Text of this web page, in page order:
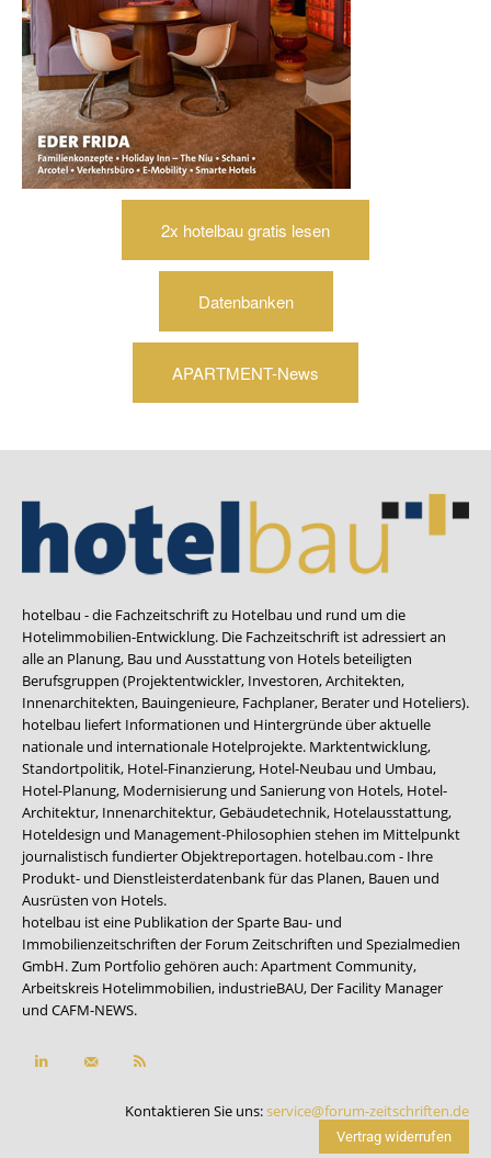
2x hotelbau gratis lesen
Datenbanken
APARTMENT-News
hotelbau - die Fachzeitschrift zu Hotelbau und rund um die
Hotelimmobilien-Entwicklung. Die Fachzeitschrift ist adressiert an
alle an Planung, Bau und Ausstattung von Hotels beteiligten
Berufsgruppen (Projektentwickler, Investoren, Architekten,
Innenarchitekten, Bauingenieure, Fachplaner, Berater und Hoteliers).
hotelbau liefert Informationen und Hintergründe über aktuelle
nationale und internationale Hotelprojekte. Marktentwicklung,
Standortpolitik, Hotel-Finanzierung, Hotel-Neubau und Umbau,
Hotel-Planung, Modernisierung und Sanierung von Hotels, Hotel-
Architektur, Innenarchitektur, Gebäudetechnik, Hotelausstattung,
Hoteldesign und Management-Philosophien stehen im Mittelpunkt
journalistisch fundierter Objektreportagen. hotelbau.com - Ihre
Produkt- und Dienstleisterdatenbank für das Planen, Bauen und
Ausrüsten von Hotels.
hotelbau ist eine Publikation der Sparte Bau- und
Immobilienzeitschriften der Forum Zeitschriften und Spezialmedien
GmbH. Zum Portfolio gehören auch:Apartment Community,
Arbeitskreis Hotelimmobilien, industrieBAU, Der Facility Manager
und CAFM-NEWS.
Kontaktieren Sie uns:service@forum-zeitschriften.de
Vertrag widerrufen